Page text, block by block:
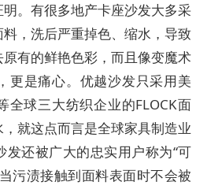
。有很多地产卡座沙发大多采
，洗后严重掉色、缩水，导致
有的鲜艳色彩，而且像变魔术
更是痛心。优越沙发只采用美
全球三大纺织企业的FLOCK面
就这点而言是全球家具制造业
发还被广大的忠实用户称为“可
污渍接触到面料表面时不会被